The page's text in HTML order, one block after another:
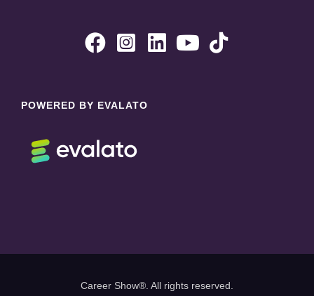
    
POWERED BY EVALATO
Career Show®. All rights reserved.